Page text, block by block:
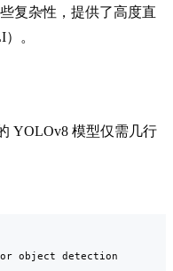
复杂性，提供了高度直
。
YOLOv8 模型仅需几行
object detection